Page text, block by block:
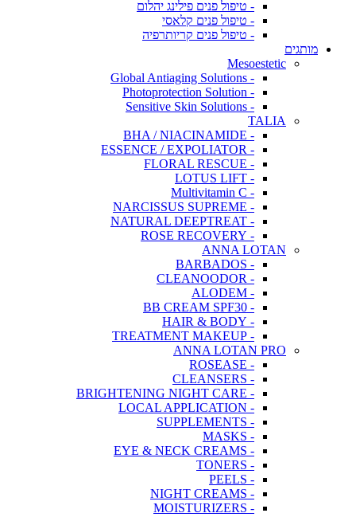
- טיפול פנים פילינג יהלום
- טיפול פנים קלאסי
- טיפול פנים קריותרפיה
מותגים
Mesoestetic
- Global Antiaging Solutions
- Photoprotection Solution
- Sensitive Skin Solutions
TALIA
- BHA / NIACINAMIDE
- ESSENCE / EXPOLIATOR
- FLORAL RESCUE
- LOTUS LIFT
- Multivitamin C
- NARCISSUS SUPREME
- NATURAL DEEPTREAT
- ROSE RECOVERY
ANNA LOTAN
- BARBADOS
- CLEANOODOR
- ALODEM
- BB CREAM SPF30
- HAIR & BODY
- TREATMENT MAKEUP
ANNA LOTAN PRO
- ROSEASE
- CLEANSERS
- BRIGHTENING NIGHT CARE
- LOCAL APPLICATION
- SUPPLEMENTS
- MASKS
- EYE & NECK CREAMS
- TONERS
- PEELS
- NIGHT CREAMS
- MOISTURIZERS